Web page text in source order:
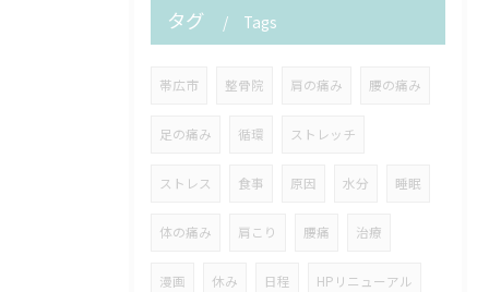
タグ Tags
帯広市 整骨院 肩の痛み 腰の痛み
足の痛み 循環 ストレッチ
ストレス 食事 原因 水分 睡眠
体の痛み 肩こり 腰痛 治療
漫画 休み 日程 HPリニューアル